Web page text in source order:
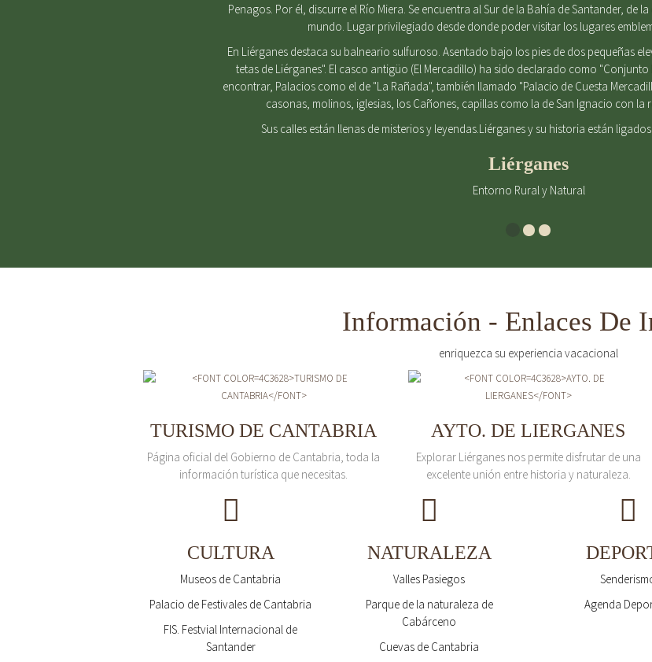
Penagos. Por él, discurre el Río Miera. Se encuentra al Sur de la Bahía de Santander, de
mundo. Lugar privilegiado desde donde poder visitar los lugares
En Liérganes destaca su balneario sulfuroso. Asentado bajo los pies de dos pequeñas
tetas de Liérganes". El casco antigüo (El Mercadillo) ha sido declarado como
encontrar, Palacios como el de "La Rañada", también llamado "Palacio de Cuesta
casonas, molinos, iglesias, los Cañones, capillas como la de San Ignacio con la
Sus calles están llenas de misterios y leyendas.Liérganes y su historia están
Liérganes
Entorno Rural y Natural
Información - Enlaces De
enriquezca su experiencia vacacional
TURISMO DE CANTABRIA
Página oficial del Gobierno de Cantabria, toda la
información turística que necesitas.
AYTO. DE LIERGANES
Explorar Liérganes nos permite disfrutar de una
excelente unión entre historia y naturaleza.
CULTURA
Museos de Cantabria
Palacio de Festivales de Cantabria
FIS. Festvial Internacional de
Santander
NATURALEZA
Valles Pasiegos
Parque de la naturaleza de
Cabárceno
Cuevas de Cantabria
Agenda